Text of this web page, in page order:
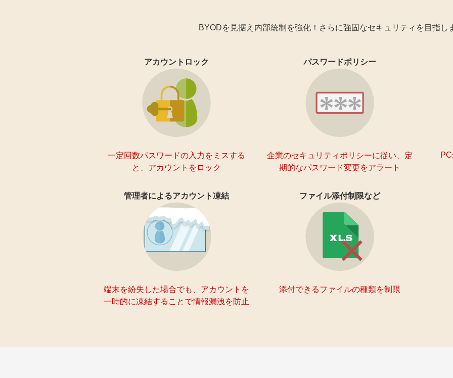
BYODを見据え内部統制を強化！さらに強固なセキュリティを目指し
アカウントロック
一定回数パスワードの入力をミスする
と、アカウントをロック
パスワードポリシー
企業のセキュリティポリシーに従い、定
期的なパスワード変更をアラート
管理者によるアカウント凍結
端末を紛失した場合でも、アカウントを
一時的に凍結することで情報漏洩を防止
ファイル添付制限など
添付できるファイルの種類を制限